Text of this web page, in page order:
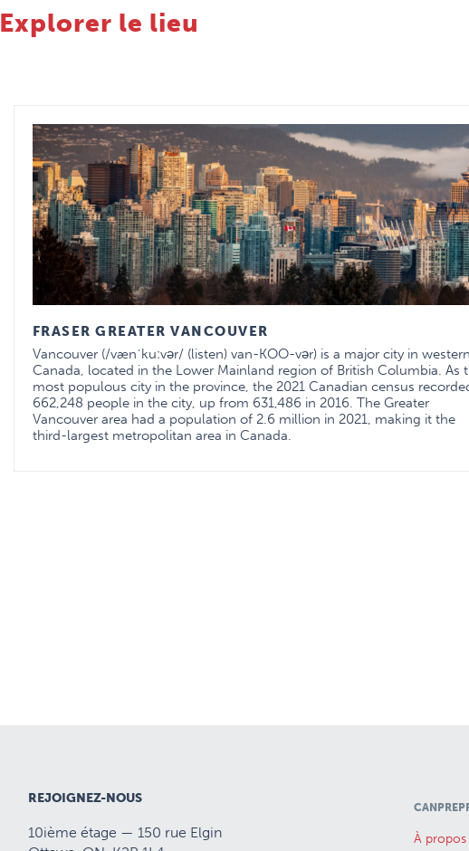
Explorer le lieu
FRASER GREATER VANCOUVER
Vancouver (/vænˈkuːvər/ (listen) van-KOO-vər) is a major city in western
Canada, located in the Lower Mainland region of British Columbia. As
most populous city in the province, the 2021 Canadian census
662,248 people in the city, up from 631,486 in 2016. The Greater
Vancouver area had a population of 2.6 million in 2021, making it the
third-largest metropolitan area in Canada.
REJOIGNEZ-NOUS
10ième étage — 150 rue Elgin
À propos